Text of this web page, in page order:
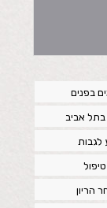
בפנים
בתל אביב
לגבות
הריון